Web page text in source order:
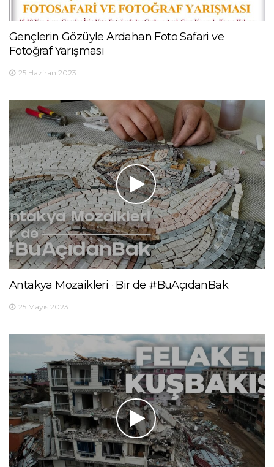
Gençlerin Gözüyle Ardahan Foto Safari ve
Fotoğraf Yarışması
25 Haziran 2023
Antakya Mozaikleri · Bir de #BuAçıdanBak
25 Mayıs 2023